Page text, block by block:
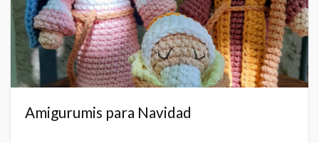
Amigurumis para Navidad